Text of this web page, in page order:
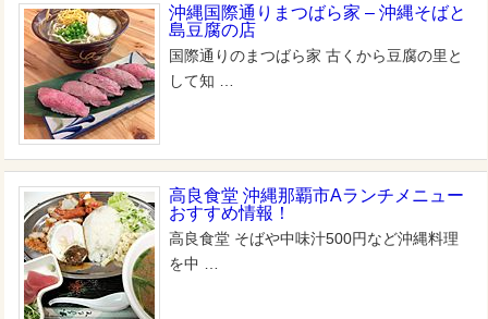
沖縄国際通りまつばら家 – 沖縄そばと
島豆腐の店
国際通りのまつばら家 古くから豆腐の里と
して知 …
高良食堂 沖縄那覇市Aランチメニュー
おすすめ情報！
高良食堂 そばや中味汁500円など沖縄料理
を中 …